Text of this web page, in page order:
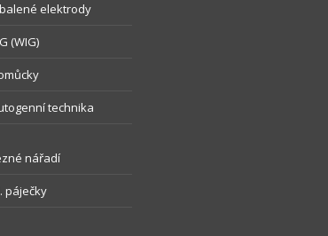
elektrody
(WIG)
technika
nářadí
páječky